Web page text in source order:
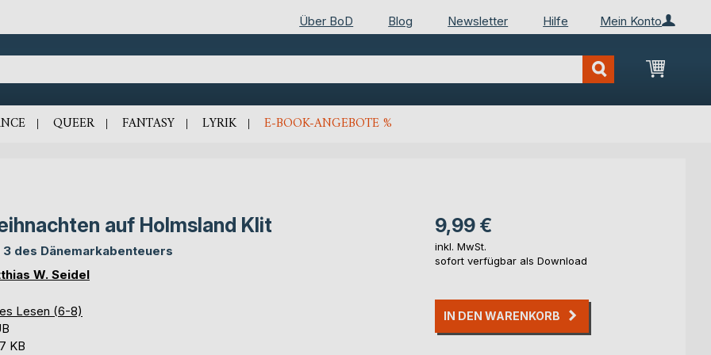
Mein Konto
Über BoD Blog Newsletter Hilfe
Mein
QUEER FANTASY LYRIK E-BOOK-ANGEBOTE %
auf Holmsland Klit
3 des Dänemarkabenteuers
W. Seidel
Lesen (6-8)
KB
9,99 €
inkl. MwSt.
sofort verfügbar als Download
IN DEN WARENKORB